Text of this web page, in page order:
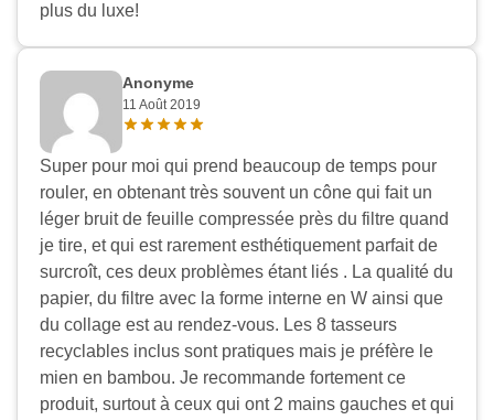
plus du luxe!
Anonyme
11 Août 2019
Super pour moi qui prend beaucoup de temps pour
rouler, en obtenant très souvent un cône qui fait un
léger bruit de feuille compressée près du filtre quand
je tire, et qui est rarement esthétiquement parfait de
surcroît, ces deux problèmes étant liés . La qualité du
papier, du filtre avec la forme interne en W ainsi que
du collage est au rendez-vous. Les 8 tasseurs
recyclables inclus sont pratiques mais je préfère le
mien en bambou. Je recommande fortement ce
produit, surtout à ceux qui ont 2 mains gauches et qui